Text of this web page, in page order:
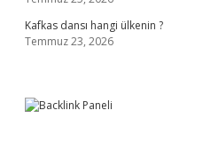
Kafkas dansı hangi ülkenin ?
Temmuz 23, 2026